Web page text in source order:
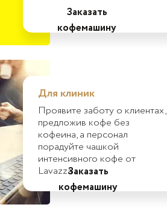
Для клиник
Проявите заботу о клиентах,
предложив кофе без
кофеина, а персонал
порадуйте чашкой
интенсивного кофе от
Lavazza
Заказать
кофемашину
Заказать
кофемашину